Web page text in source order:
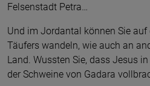
Felsenstadt Petra…
Und im Jordantal können Sie
Täufers wandeln, wie auch an
Land. Wussten Sie, dass Jesus
der Schweine von Gadara